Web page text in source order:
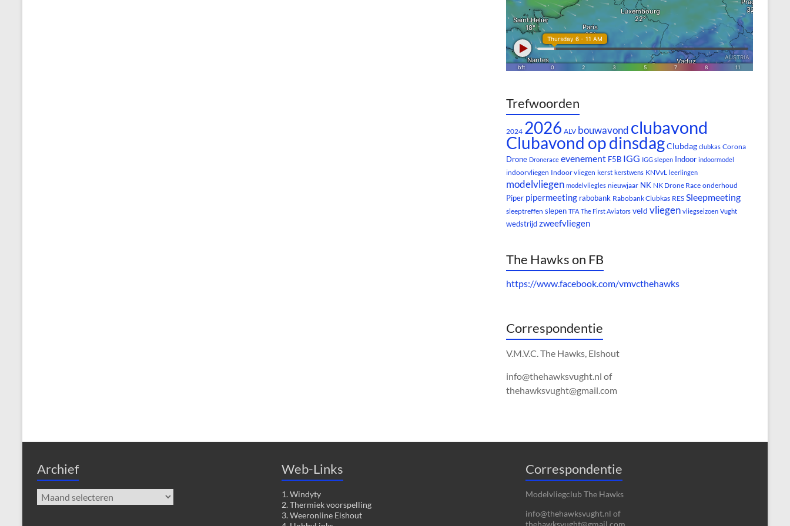
Trefwoorden
2024 2026 ALV bouwavond clubavond
Clubavond op dinsdagClubdag clubkas Corona
Drone Dronerace evenement F5B IGG IGG slepen Indoor indoormodel
indoorvliegen Indoor vliegen kerst kerstwens KNVvL leerlingen
modelvliegen modelvliegles nieuwjaar NK NK Drone Race onderhoud
Piper pipermeeting rabobank Rabobank Clubkas RES Sleepmeeting
sleeptreffen slepen TFA The First Aviators veld vliegen vliegseizoen Vught
wedstrijdzweefvliegen
The Hawks on FB
https://www.facebook.com/vmvcthehawks
Correspondentie
V.M.V.C. The Hawks, Elshout
info@thehawksvught.nl of
thehawksvught@gmail.com
Archief
Archief
Web-Links
1. Windyty
2. Thermiek voorspelling
3. Weeronline Elshout
Correspondentie
Modelvliegclub The Hawks
info@thehawksvught.nl of
thehawksvught@gmail.com